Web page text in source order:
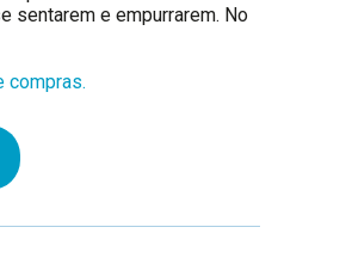
sentarem e empurrarem. No
compras.